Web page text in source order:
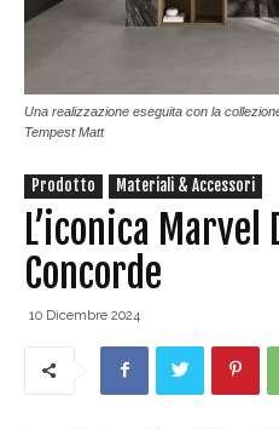
Una realizzazione eseguita con la
Tempest Matt
Prodotto Materiali & Accessori
L’iconica
Concorde
10 Dicembre 2024